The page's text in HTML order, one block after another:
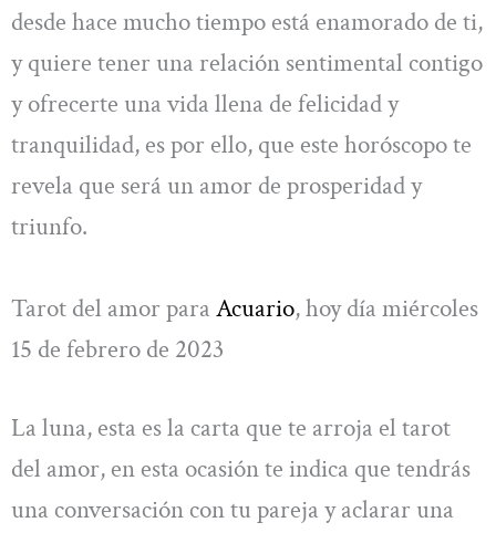
desde hace mucho tiempo está enamorado de ti,
y quiere tener una relación sentimental contigo
y ofrecerte una vida llena de felicidad y
tranquilidad, es por ello, que este horóscopo te
revela que será un amor de prosperidad y
triunfo.
Tarot del amor para Acuario, hoy día miércoles
15 de febrero de 2023
La luna, esta es la carta que te arroja el tarot
del amor, en esta ocasión te indica que tendrás
una conversación con tu pareja y aclarar una